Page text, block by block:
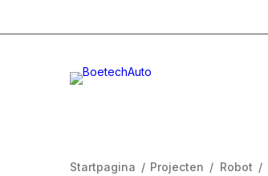
Startpagina / Projecten / Robot /